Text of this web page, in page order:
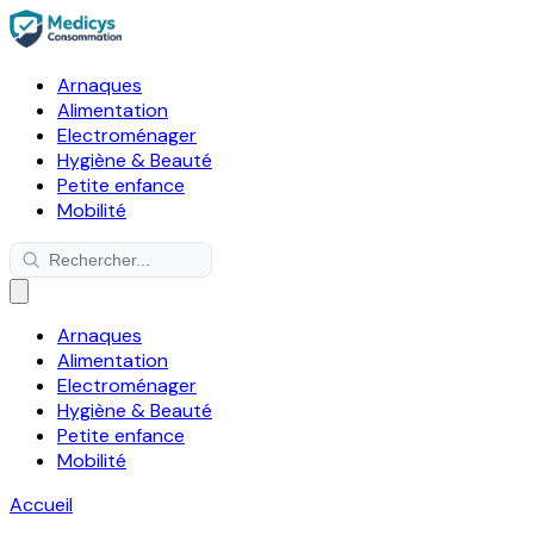
Arnaques
Alimentation
Electroménager
Hygiène & Beauté
Petite enfance
Mobilité
Arnaques
Alimentation
Electroménager
Hygiène & Beauté
Petite enfance
Mobilité
Accueil